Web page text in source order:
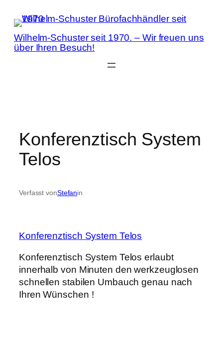
Inhalt
springen
Wilhelm-Schuster seit 1970. – Wir freuen uns
über Ihren Besuch!
Konferenztisch System
Telos
Verfasst vonStefanin
Konferenztisch System Telos
Konferenztisch System Telos erlaubt
innerhalb von Minuten den werkzeuglosen
schnellen stabilen Umbauch genau nach
Ihren Wünschen !